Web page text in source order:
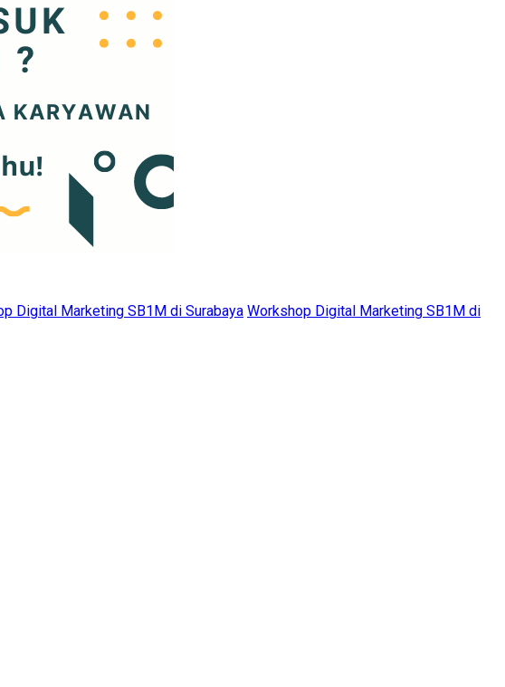
Digital Marketing SB1M di Surabaya Workshop Digital Marketing SB1M di